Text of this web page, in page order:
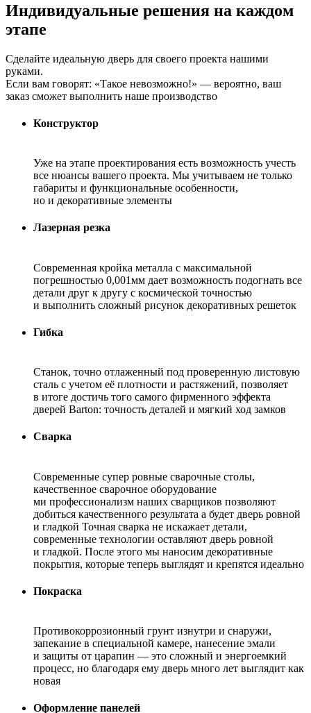
Индивидуальные решения на каждом
этапе
Сделайте идеальную дверь для своего проекта нашими
руками.
Если вам говорят: «Такое невозможно!» — вероятно, ваш
заказ сможет выполнить наше производство
Конструктор
Уже на этапе проектирования есть возможность учесть
все нюансы вашего проекта. Мы учитываем не только
габариты и функциональные особенности,
но и декоративные элементы
Лазерная резка
Современная кройка металла с максимальной
погрешностью 0,001мм дает возможность подогнать все
детали друг к другу с космической точностью
и выполнить сложный рисунок декоративных решеток
Гибка
Станок, точно отлаженный под проверенную листовую
сталь с учетом её плотности и растяжений, позволяет
в итоге достичь того самого фирменного эффекта
дверей Barton: точность деталей и мягкий ход замков
Сварка
Современные супер ровные сварочные столы,
качественное сварочное оборудование
ми профессионализм наших сварщиков позволяют
добиться качественного результата а будет дверь ровной
и гладкой Точная сварка не искажает детали,
современные технологии оставляют дверь ровной
и гладкой. После этого мы наносим декоративные
покрытия, которые теперь выглядят и крепятся идеально
Покраска
Противокоррозионный грунт изнутри и снаружи,
запекание в специальной камере, нанесение эмали
и защиты от царапин — это сложный и энергоемкий
процесс, но благодаря ему дверь много лет выглядит как
новая
Оформление панелей